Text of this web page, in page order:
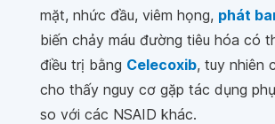
mặt, nhức đầu, viêm họng, phát
biến chảy máu đường tiêu hóa có
điều trị bằng Celecoxib, tuy nhiên
cho thấy nguy cơ gặp tác dụng
so với các NSAID khác.